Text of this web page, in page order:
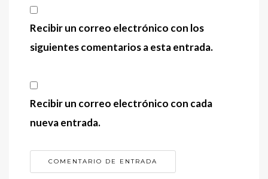
Recibir un correo electrónico con los
siguientes comentarios a esta entrada.
Recibir un correo electrónico con cada
nueva entrada.